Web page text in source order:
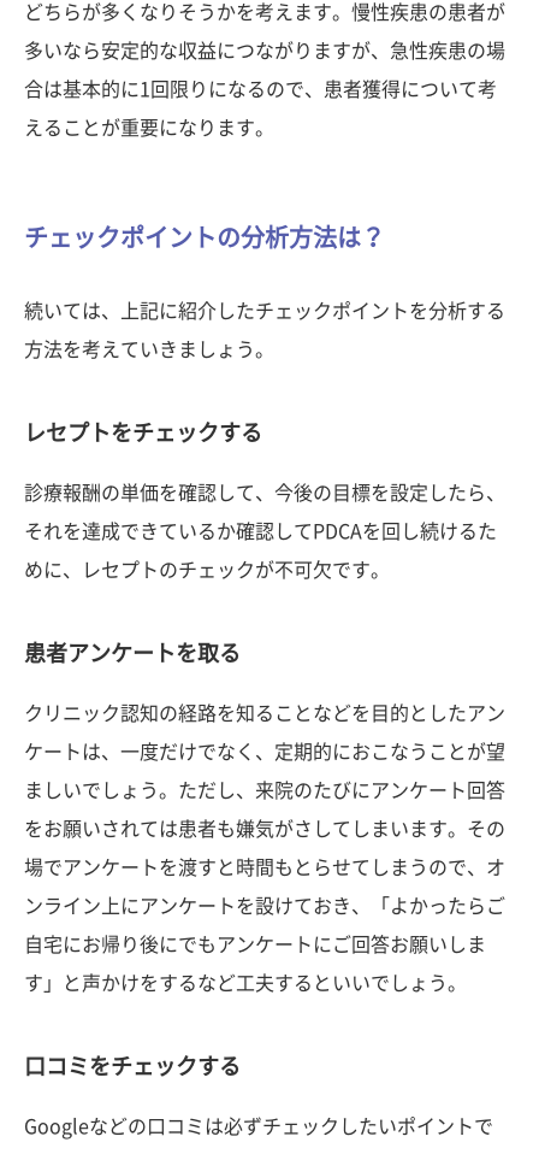
どちらが多くなりそうかを考えます。慢性疾患の患者が
多いなら安定的な収益につながりますが、急性疾患の場
合は基本的に1回限りになるので、患者獲得について考
えることが重要になります。
チェックポイントの分析方法は？
続いては、上記に紹介したチェックポイントを分析する
方法を考えていきましょう。
レセプトをチェックする
診療報酬の単価を確認して、今後の目標を設定したら、
それを達成できているか確認してPDCAを回し続けるた
めに、レセプトのチェックが不可欠です。
患者アンケートを取る
クリニック認知の経路を知ることなどを目的としたアン
ケートは、一度だけでなく、定期的におこなうことが望
ましいでしょう。ただし、来院のたびにアンケート回答
をお願いされては患者も嫌気がさしてしまいます。その
場でアンケートを渡すと時間もとらせてしまうので、オ
ンライン上にアンケートを設けておき、「よかったらご
自宅にお帰り後にでもアンケートにご回答お願いしま
す」と声かけをするなど工夫するといいでしょう。
口コミをチェックする
Googleなどの口コミは必ずチェックしたいポイントで